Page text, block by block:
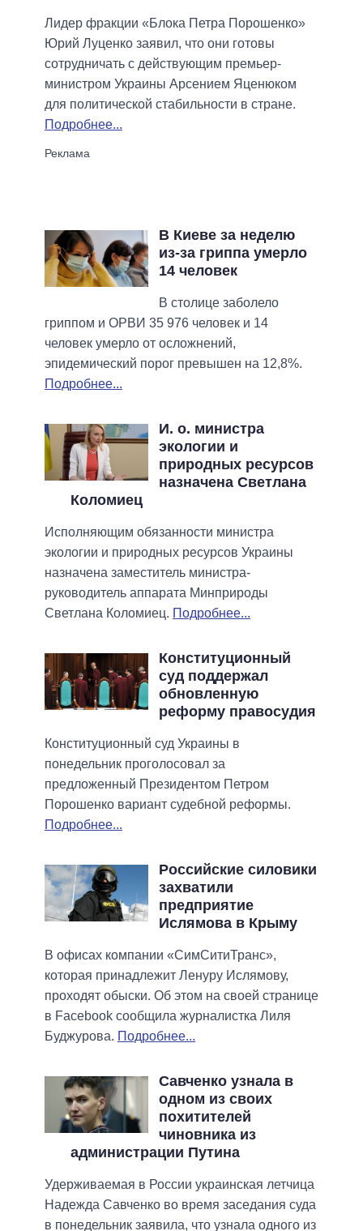
Лидер фракции «Блока Петра Порошенко»
Юрий Луценко заявил, что они готовы
сотрудничать с действующим премьер-
министром Украины Арсением Яценюком
для политической стабильности в стране.
Подробнее...
В Киеве за неделю
из-за гриппа умерло
14 человек
В столице заболело
гриппом и ОРВИ 35 976 человек и 14
человек умерло от осложнений,
эпидемический порог превышен на 12,8%.
Подробнее...
И. о. министра
экологии и
природных ресурсов
назначена Светлана
Коломиец
Исполняющим обязанности министра
экологии и природных ресурсов Украины
назначена заместитель министра-
руководитель аппарата Минприроды
Светлана Коломиец. Подробнее...
Конституционный
суд поддержал
обновленную
реформу правосудия
Конституционный суд Украины в
понедельник проголосовал за
предложенный Президентом Петром
Порошенко вариант судебной реформы.
Подробнее...
Российские силовики
захватили
предприятие
Ислямова в Крыму
В офисах компании «СимСитиТранс»,
которая принадлежит Ленуру Ислямову,
проходят обыски. Об этом на своей странице
в Facebook сообщила журналистка Лиля
Буджурова. Подробнее...
Савченко узнала в
одном из своих
похитителей
чиновника из
администрации Путина
Удерживаемая в России украинская летчица
Надежда Савченко во время заседания суда
в понедельник заявила, что узнала одного из